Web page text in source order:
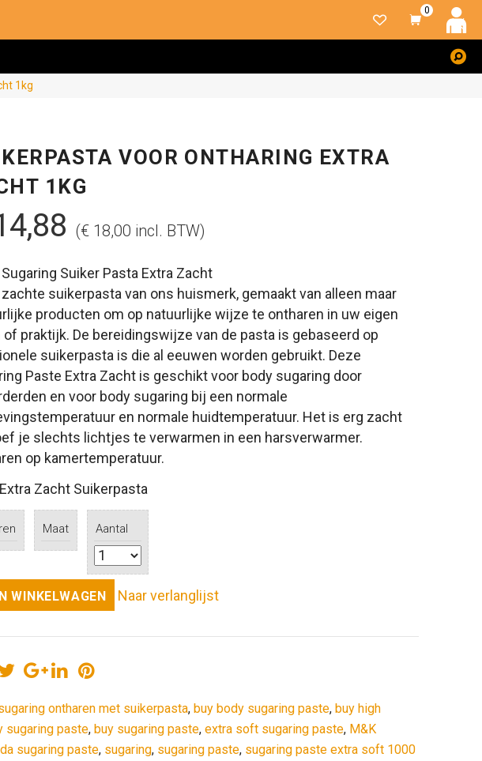
0
1kg
VOOR ONTHARING EXTRA
1KG
(€ 18,00 incl. BTW)
Suiker Pasta Extra Zacht
zachte suikerpasta van ons huismerk, gemaakt van alleen maar
producten om op natuurlijke wijze te ontharen in uw eigen
of praktijk. De bereidingswijze van de pasta is gebaseerd op
suikerpasta is die al eeuwen worden gebruikt. Deze
Paste Extra Zacht is geschikt voor body sugaring door
en voor body sugaring bij een normale
en normale huidtemperatuur. Het is erg zacht
je slechts lichtjes te verwarmen in een harsverwarmer.
op kamertemperatuur.
Zacht Suikerpasta
Maat Aantal
WINKELWAGEN Naar verlanglijst
TwitterGoogle+LinkedIn
ontharen met suikerpasta, buy body sugaring paste, buy high
sugaring paste, buy sugaring paste, extra soft sugaring paste, M&K
sugaring paste, sugaring, sugaring paste, sugaring paste extra soft 1000